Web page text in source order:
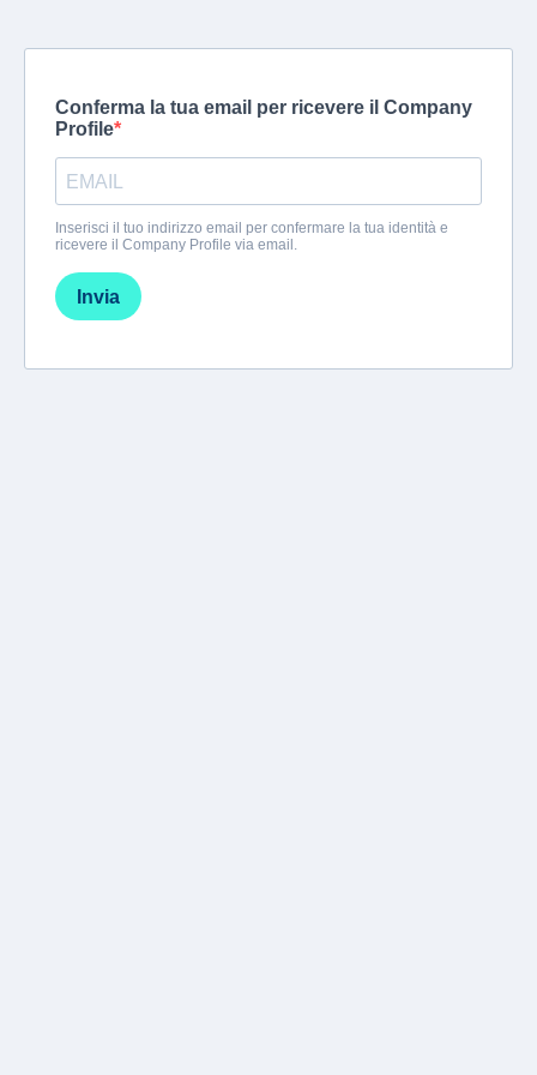
Conferma la tua email per ricevere il Company
Profile
Inserisci il tuo indirizzo email per confermare la tua identità e
ricevere il Company Profile via email.
Invia